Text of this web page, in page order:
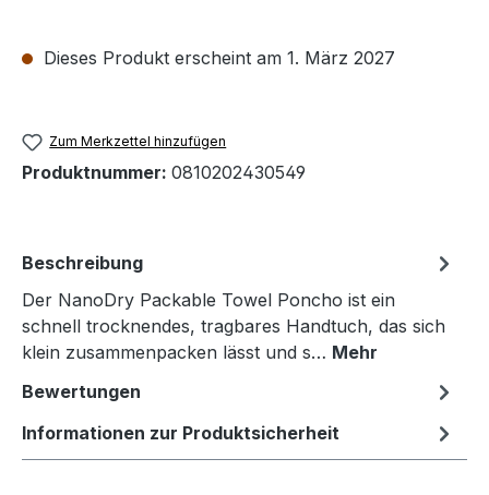
Dieses Produkt erscheint am 1. März 2027
Zum Merkzettel hinzufügen
Produktnummer: 0810202430549
Beschreibung
Der NanoDry Packable Towel Poncho ist ein
schnell trocknendes, tragbares Handtuch, das sich
klein zusammenpacken lässt und s… Mehr
Bewertungen
Informationen zur Produktsicherheit